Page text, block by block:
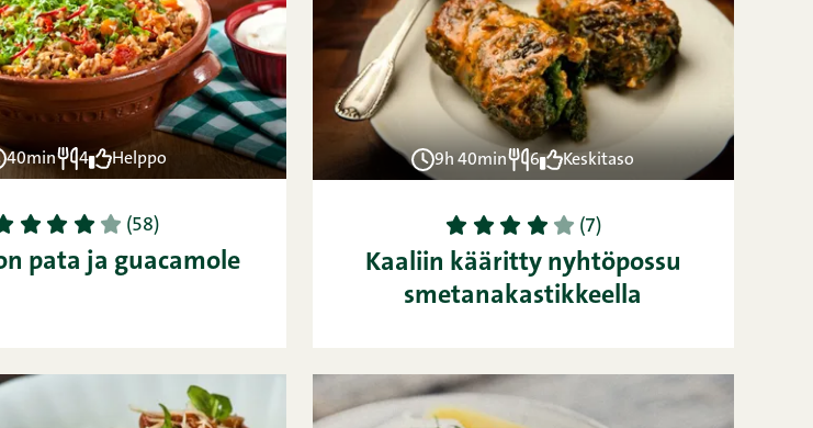
40min 4 Helppo
2 3 4 5 (58)
pata ja guacamole
9h 40min 6 Keskitaso
1 2 3 4 5 (7)
Kaaliin kääritty nyhtöpossu
smetanakastikkeella